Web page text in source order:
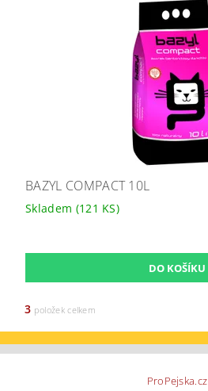
BAZYL COMPACT 10L
Skladem (121 KS)
3 položek celkem
ProPejska.cz